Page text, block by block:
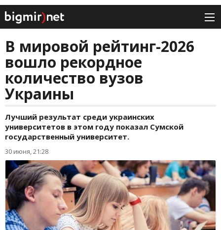
В мировой рейтинг-2026
вошло рекордное
количество вузов
Украины
Лучший результат среди украинских
университетов в этом году показал Сумской
государственный университет.
30 июня, 21:28